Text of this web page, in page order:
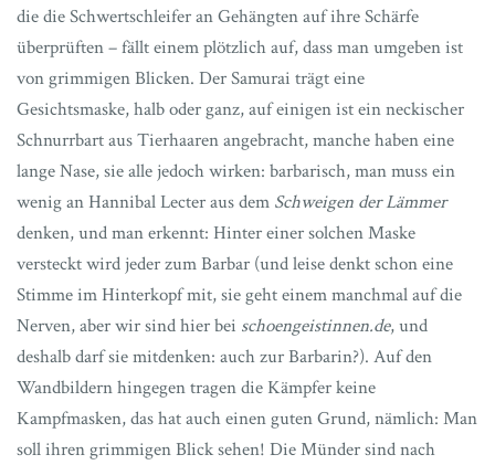
die die Schwertschleifer an Gehängten auf ihre Schärfe
überprüften – fällt einem plötzlich auf, dass man umgeben ist
von grimmigen Blicken. Der Samurai trägt eine
Gesichtsmaske, halb oder ganz, auf einigen ist ein neckischer
Schnurrbart aus Tierhaaren angebracht, manche haben eine
lange Nase, sie alle jedoch wirken: barbarisch, man muss ein
wenig an Hannibal Lecter aus dem Schweigen der Lämmer
denken, und man erkennt: Hinter einer solchen Maske
versteckt wird jeder zum Barbar (und leise denkt schon eine
Stimme im Hinterkopf mit, sie geht einem manchmal auf die
Nerven, aber wir sind hier bei schoengeistinnen.de, und
deshalb darf sie mitdenken: auch zur Barbarin?). Auf den
Wandbildern hingegen tragen die Kämpfer keine
Kampfmasken, das hat auch einen guten Grund, nämlich: Man
soll ihren grimmigen Blick sehen! Die Münder sind nach